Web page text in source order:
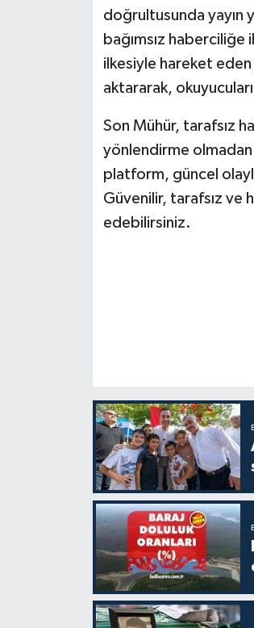
doğrultusunda yayın
bağımsız haberciliğe
ilkesiyle hareket
aktararak,
Son Mühür, tarafsız
yönlendirme olmadan
platform, güncel
Güvenilir, tarafsız ve
edebilirsiniz.